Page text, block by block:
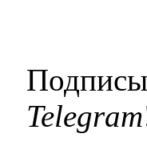
Telegram